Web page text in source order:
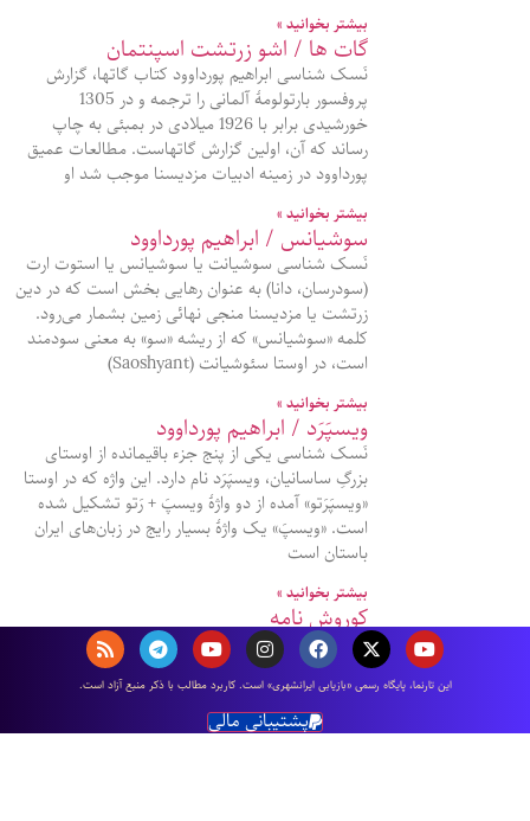
بیشتر بخوانید »
گات ها / اشو زرتشت اسپنتمان
نَسک شناسی ابراهیم پورداوود کتاب گاتها، گزارش
پروفسور بارتولومۀ آلمانی را ترجمه و در 1305
خورشیدی برابر با 1926 میلادی در بمبئی به چاپ
رساند که آن، اولین گزارش گاتهاست. مطالعات عمیق
پورداوود در زمینه ادبیات مزدیسنا موجب شد او
بیشتر بخوانید »
سوشیانس / ابراهیم پورداوود
نَسک شناسی سوشیانت یا سوشیانس یا استوت ارت
(سودرسان، دانا) به عنوان رهایی بخش است که در دین
زرتشت یا مزدیسنا منجی نهائی زمین بشمار می‌رود.
کلمه «سوشیانس» که از ریشه «سو» به معنی سودمند
است، در اوستا سئوشیانت (Saoshyant)
بیشتر بخوانید »
ویسپَرَد / ابراهیم پورداوود
نَسک شناسی یکی از پنج جزء باقیمانده از اوستای
بزرگِ ساسانیان، ویسپَرَد نام دارد. این واژه که در اوستا
«ویسپَرَتو» آمده از دو واژۀ ویسپَ + رَتو تشکیل شده
است. «ویسپَ» یک واژۀ بسیار رایج در زبان‌های ایران
باستان است
بیشتر بخوانید »
کوروش نامه
طولانی‌ترین اثر گزنفون، نویسنده و سپاهی آتنی است.
در این کتاب گزنفون، پرورش، آموزش و زندگی کوروش
بزرگ را نگاشته است. گزنفون، در كوروش نامه خود،
وصيت نامه كوروش بزرگ را آنچنان
اين تارنما، پایگاه رسمی «بازیابی ایرانشهری» است. كاربرد مطالب با ذكر منبع آزاد است.
پشتیبانی مالی